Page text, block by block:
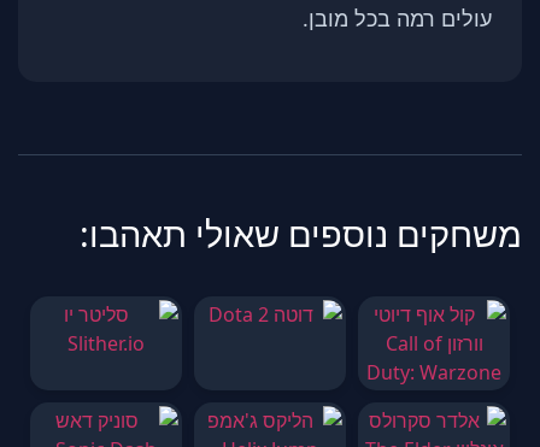
עולים רמה בכל מובן.
משחקים נוספים שאולי תאהבו: